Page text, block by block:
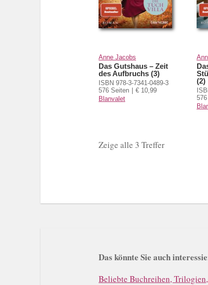
Anne Jacobs
Das Gutshaus – Zeit
des Aufbruchs (3)
ISBN 978-3-7341-0489-3
576 Seiten
€ 10,99
Blanvalet
(2)
Zeige alle 3 Treffer
Das könnte Sie auch
Beliebte Buchreihen,